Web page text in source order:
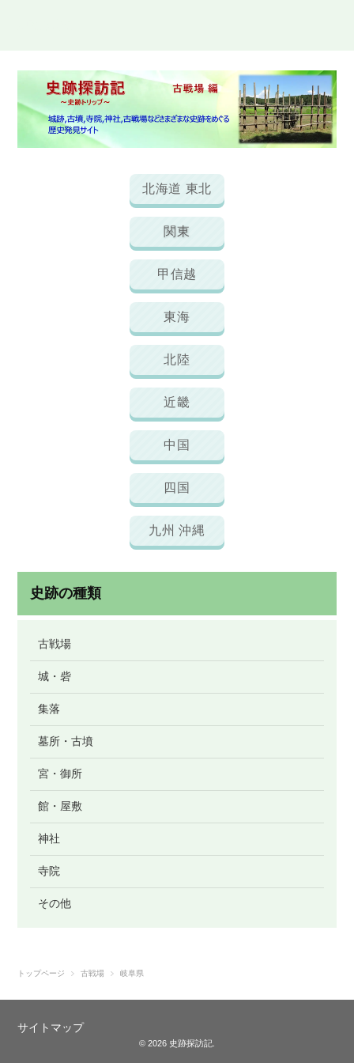
北海道 東北
関東
甲信越
東海
北陸
近畿
中国
四国
九州 沖縄
史跡の種類
古戦場
城・砦
集落
墓所・古墳
宮・御所
館・屋敷
神社
寺院
その他
トップページ 古戦場 岐阜県
サイトマップ
© 2026 史跡探訪記.